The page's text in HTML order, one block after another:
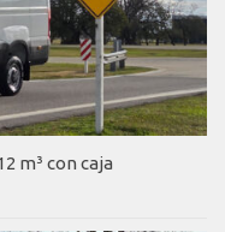
m³ con caja